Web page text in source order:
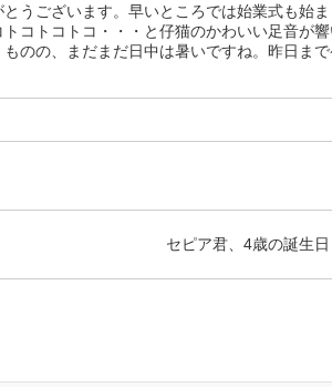
うございます。早いところでは始業式も始
コトコトコ・・・と仔猫のかわいい足音が
のの、まだまだ日中は暑いですね。昨日まで
セピア君、4歳の誕生日